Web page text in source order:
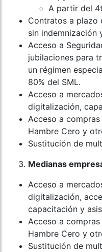
A partir del
Contratos a plazo
sin indemnización
Acceso a
jubilaciones para
un régimen
80% del SML.
Acceso a
digitalización,
Acceso a
Hambre Cero y
Sustitución de
Medianas
Acceso a
digitalización,
capacitación y
Acceso a
Hambre Cero y
Sustitución de